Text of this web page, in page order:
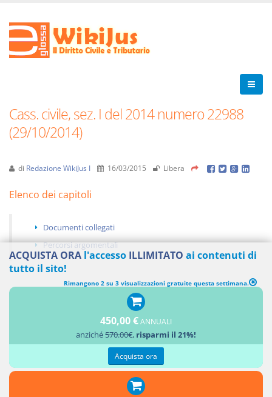
Cass. civile, sez. I del 2014 numero 22988
(29/10/2014)
di Redazione WikiJus I 16/03/2015 Libera
Elenco dei capitoli
Documenti collegati
Percorsi argomentali
ACQUISTA ORA l'accesso ILLIMITATO ai contenuti di
tutto il sito!
Rimangono 2 su 3 visualizzazioni gratuite questa settimana.
450,00 €ANNUALI
anziché570.00€, risparmi il 21%!
Acquista ora